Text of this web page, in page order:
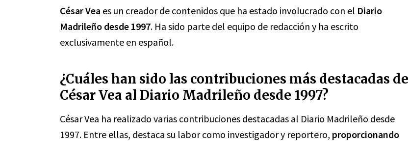
César Vea es un creador de contenidos que ha estado involucrado con el Diario
Madrileño desde 1997. Ha sido parte del equipo de redacción y ha escrito
exclusivamente en español.
¿Cuáles han sido las contribuciones más destacadas de
César Vea al Diario Madrileño desde 1997?
César Vea ha realizado varias contribuciones destacadas al Diario Madrileño desde
1997. Entre ellas, destaca su labor como investigador y reportero, proporcionando